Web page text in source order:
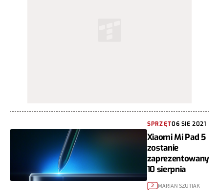
SPRZĘT06 SIE 2021
Xiaomi Mi Pad 5
zostanie
zaprezentowany
10 sierpnia
2 MARIAN SZUTIAK